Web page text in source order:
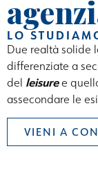
LO
Due realtà solide
differenziate a
del leisure e
assecondare le
VIENI A